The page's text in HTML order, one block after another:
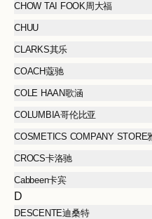
CHOW TAI FOOK周大福
CHUU
CLARKS其乐
COACH蔻驰
COLE HAAN歌涵
COLUMBIA哥伦比亚
COSMETICS COMPANY STORE
CROCS卡洛驰
Cabbeen卡宾
D
DESCENTE迪桑特